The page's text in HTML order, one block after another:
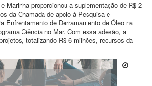
Marinha proporcionou a suplementação de R$ 2
da Chamada de apoio à Pesquisa e
Enfrentamento de Derramamento de Óleo na
Ciência no Mar. Com essa adesão, a
totalizando R$ 6 milhões, recursos da